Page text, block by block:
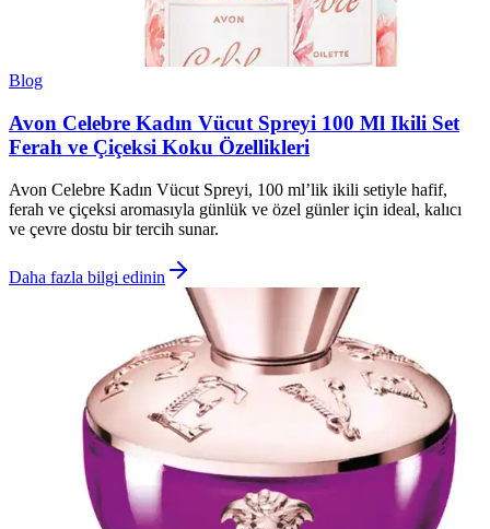
Blog
Avon Celebre Kadın Vücut Spreyi 100 Ml Ikili Set
Ferah ve Çiçeksi Koku Özellikleri
Avon Celebre Kadın Vücut Spreyi, 100 ml’lik ikili setiyle hafif,
ferah ve çiçeksi aromasıyla günlük ve özel günler için ideal, kalıcı
ve çevre dostu bir tercih sunar.
Daha fazla bilgi edinin